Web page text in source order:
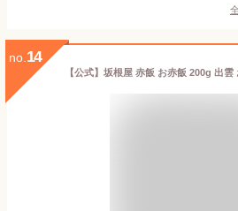
no. 14